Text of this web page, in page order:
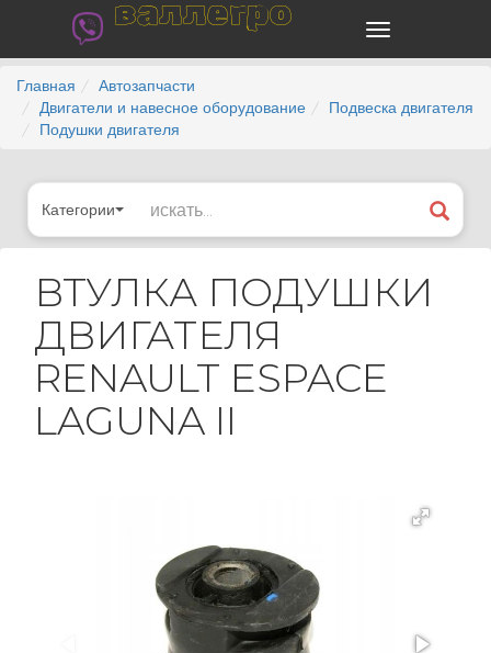
валлегро
Главная
Автозапчасти
Двигатели и навесное оборудование
Подвеска двигателя
Подушки двигателя
Категории
ВТУЛКА ПОДУШКИ
ДВИГАТЕЛЯ
RENAULT ESPACE
LAGUNA II